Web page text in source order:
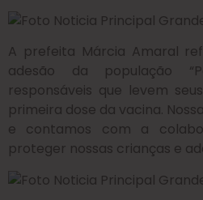
A prefeita Márcia Amaral
adesão da população
responsáveis que levem
primeira dose da vacina.
e contamos com a
proteger nossas crianças e